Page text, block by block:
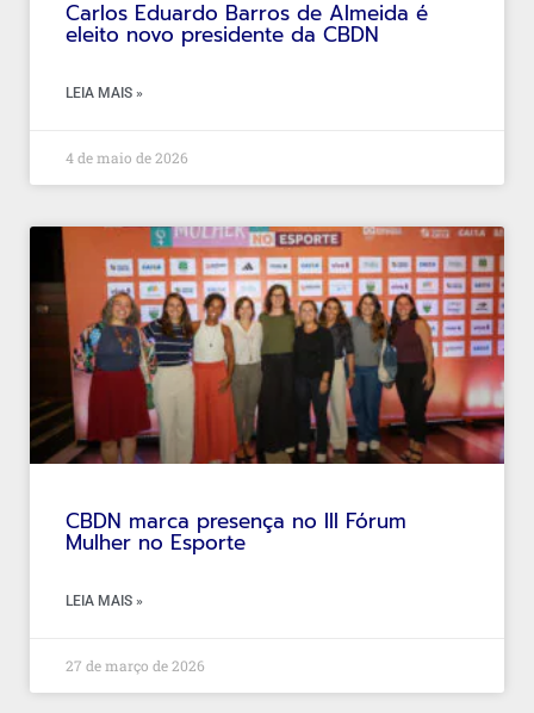
Carlos Eduardo Barros de Almeida é
eleito novo presidente da CBDN
LEIA MAIS »
4 de maio de 2026
CBDN marca presença no III Fórum
Mulher no Esporte
LEIA MAIS »
27 de março de 2026